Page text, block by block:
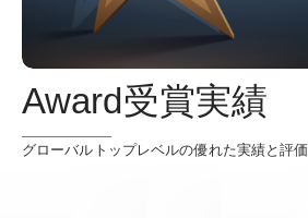
Award受賞実績
グローバルトップレベルの優れた実績と評価